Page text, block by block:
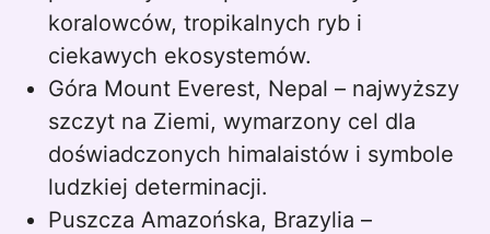
koralowców, tropikalnych ryb i
ciekawych ekosystemów.
Góra Mount Everest, Nepal – najwyższy
szczyt na Ziemi, wymarzony cel dla
doświadczonych himalaistów i symbole
ludzkiej determinacji.
Puszcza Amazońska, Brazylia –